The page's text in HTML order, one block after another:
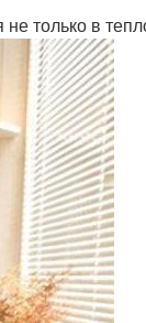
только в